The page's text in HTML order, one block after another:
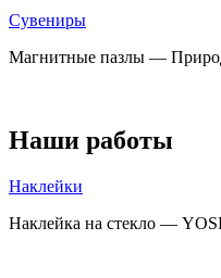
Сувениры
Магнитные пазлы —
Наши работы
Наклейки
Наклейка на стекло —